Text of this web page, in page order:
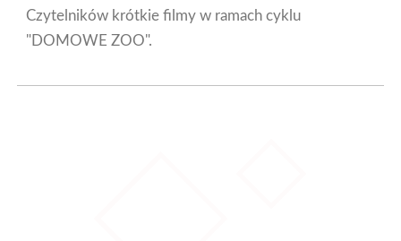
Czytelników krótkie filmy w ramach cyklu
"DOMOWE ZOO".